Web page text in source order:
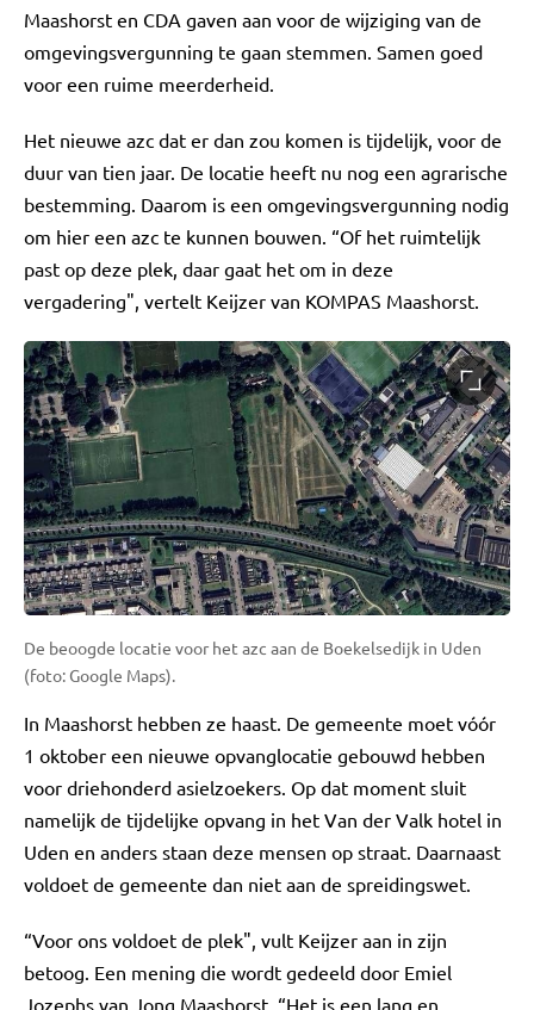
Maashorst en CDA gaven aan voor de wijziging van de
omgevingsvergunning te gaan stemmen. Samen goed
voor een ruime meerderheid.
Het nieuwe azc dat er dan zou komen is tijdelijk, voor de
duur van tien jaar. De locatie heeft nu nog een agrarische
bestemming. Daarom is een omgevingsvergunning nodig
om hier een azc te kunnen bouwen. “Of het ruimtelijk
past op deze plek, daar gaat het om in deze
vergadering", vertelt Keijzer van KOMPAS Maashorst.
De beoogde locatie voor het azc aan de Boekelsedijk in Uden
(foto: Google Maps).
In Maashorst hebben ze haast. De gemeente moet vóór
1 oktober een nieuwe opvanglocatie gebouwd hebben
voor driehonderd asielzoekers. Op dat moment sluit
namelijk de tijdelijke opvang in het Van der Valk hotel in
Uden en anders staan deze mensen op straat. Daarnaast
voldoet de gemeente dan niet aan de spreidingswet.
“Voor ons voldoet de plek", vult Keijzer aan in zijn
betoog. Een mening die wordt gedeeld door Emiel
Jozephs van Jong Maashorst. “Het is een lang en